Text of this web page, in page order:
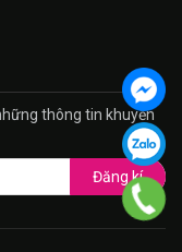
thông tin khuyến
Đăng kí